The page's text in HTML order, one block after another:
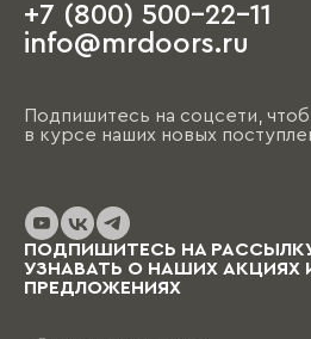
+7 (800) 500-22-11
info@mrdoors.ru
Подпишитесь на соцсети,
в курсе наших новых
ПОДПИШИТЕСЬ НА
УЗНАВАТЬ О НАШИХ АКЦИЯХ
ПРЕДЛОЖЕНИЯХ